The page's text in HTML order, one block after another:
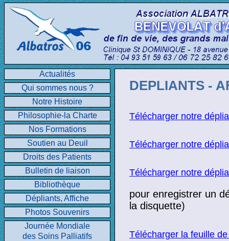
Actualités
Qui sommes nous ?
Notre Histoire
Philosophie-la Charte
Nos Formations
Soutien au Deuil
Droits des Patients
Bulletin de liaison
Bibliothèque
Dépliants, Affiche
Photos Souvenirs
Journée Mondiale
des Soins Palliatifs
DEPLIANTS -
Télécharger notre
Télécharger notre
Télécharger notre
pour enregistrer un
la disquette)
Télécharger la feuille